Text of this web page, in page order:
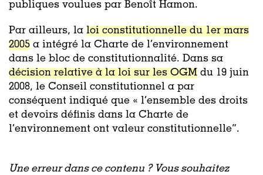
publiques voulues par Benoît Hamon.
Par ailleurs, la loi constitutionnelle du 1er mars
2005 a intégré la Charte de l’environnement
dans le bloc de constitutionnalité. Dans sa
décision relative à la loi sur les OGM du 19 juin
2008, le Conseil constitutionnel a par
conséquent indiqué que « l’ensemble des droits
et devoirs définis dans la Charte de
l’environnement ont valeur constitutionnelle”.
Une erreur dans ce contenu ? Vous souhaitez